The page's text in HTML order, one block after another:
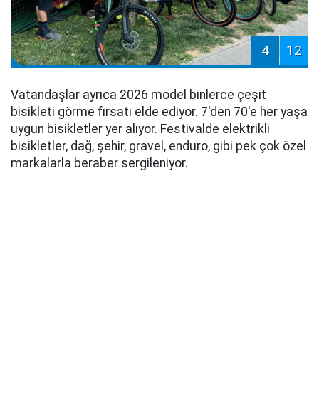
4 12
Vatandaşlar ayrıca 2026 model binlerce çeşit
bisikleti görme fırsatı elde ediyor. 7'den 70'e her yaşa
uygun bisikletler yer alıyor. Festivalde elektrikli
bisikletler, dağ, şehir, gravel, enduro, gibi pek çok özel
markalarla beraber sergileniyor.